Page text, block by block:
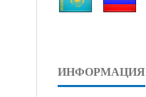
ИНФОРМАЦИЯ